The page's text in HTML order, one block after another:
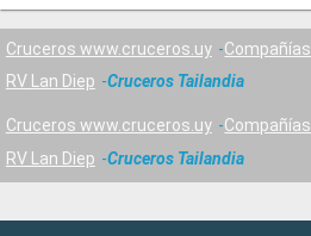
Cruceros www.cruceros.uy Compañías
RV Lan Diep
Cruceros Tailandia
Cruceros www.cruceros.uy Compañías
RV Lan Diep
Cruceros Tailandia